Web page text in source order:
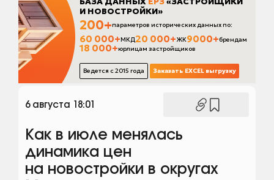
6 августа 18:01
Как в июле менялась
динамика цен
на новостройки в округах